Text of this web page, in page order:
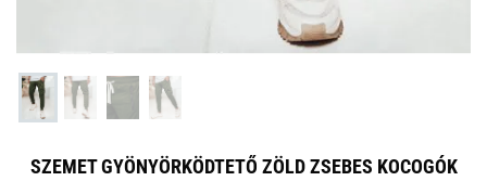
SZEMET GYÖNYÖRKÖDTETŐ ZÖLD ZSEBES KOCOGÓK